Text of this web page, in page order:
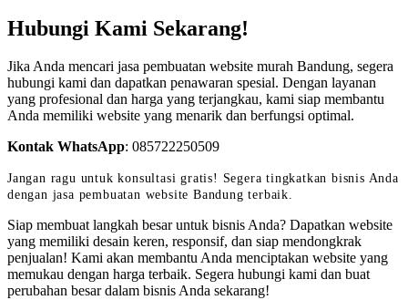
Hubungi Kami Sekarang!
Jika Anda mencari jasa pembuatan website murah Bandung, segera
hubungi kami dan dapatkan penawaran spesial. Dengan layanan
yang profesional dan harga yang terjangkau, kami siap membantu
Anda memiliki website yang menarik dan berfungsi optimal.
Kontak WhatsApp: 085722250509
Jangan ragu untuk konsultasi gratis! Segera tingkatkan bisnis Anda
dengan jasa pembuatan website Bandung terbaik.
Siap membuat langkah besar untuk bisnis Anda? Dapatkan website
yang memiliki desain keren, responsif, dan siap mendongkrak
penjualan! Kami akan membantu Anda menciptakan website yang
memukau dengan harga terbaik. Segera hubungi kami dan buat
perubahan besar dalam bisnis Anda sekarang!